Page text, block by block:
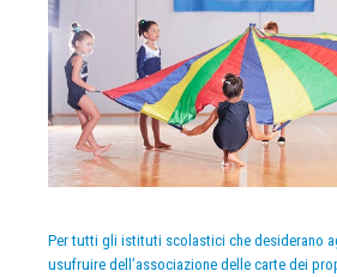
Per tutti gli istituti scolastici che desiderano
usufruire dell’associazione delle carte dei